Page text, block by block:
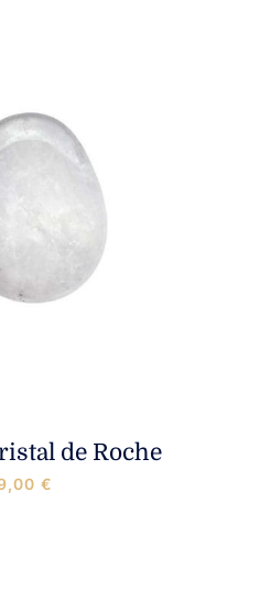
de Roche
€